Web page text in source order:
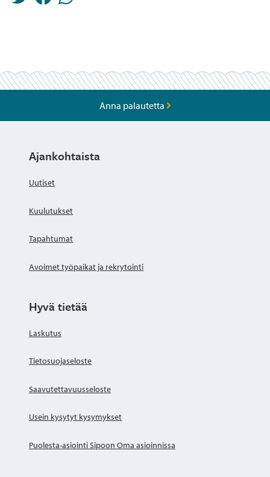
Anna palautetta
Ajankohtaista
Uutiset
Kuulutukset
Tapahtumat
Avoimet työpaikat ja rekrytointi
Hyvä tietää
Laskutus
Tietosuojaseloste
Saavutettavuusseloste
Usein kysytyt kysymykset
Puolesta-asiointi Sipoon Oma asioinnissa